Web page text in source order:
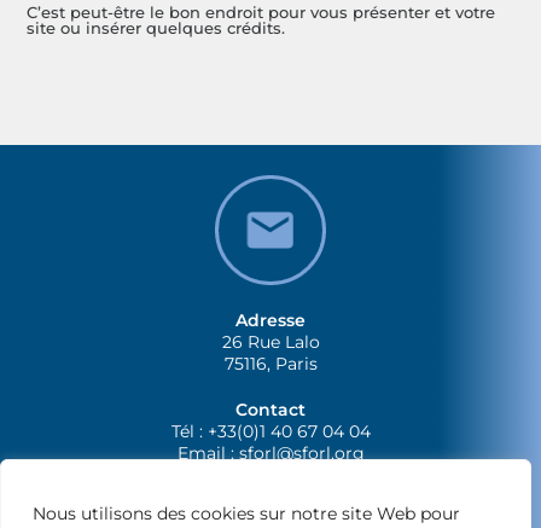
Nous utilisons des cookies sur notre site Web pour
C’est peut-être le bon endroit pour vous présenter et votre
site ou insérer quelques crédits.
Adresse
26 Rue Lalo
75116, Paris
Contact
Tél : +33(0)1 40 67 04 04
Email :sforl@sforl.org